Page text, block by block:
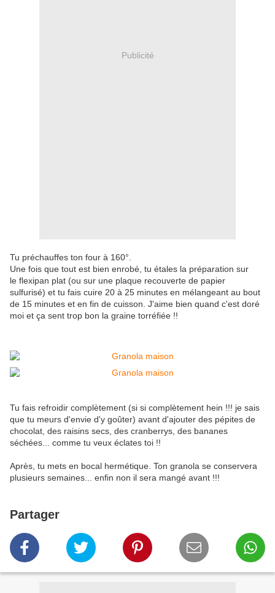
Publicité
Tu préchauffes ton four à 160°.
Une fois que tout est bien enrobé, tu étales la préparation sur
le flexipan plat (ou sur une plaque recouverte de papier
sulfurisé) et tu fais cuire 20 à 25 minutes en mélangeant au bout
de 15 minutes et en fin de cuisson. J'aime bien quand c'est doré
moi et ça sent trop bon la graine torréfiée !!
Tu fais refroidir complètement (si si complètement hein !!! je sais
que tu meurs d'envie d'y goûter) avant d'ajouter des pépites de
chocolat, des raisins secs, des cranberrys, des bananes
séchées... comme tu veux éclates toi !!
Après, tu mets en bocal hermétique. Ton granola se conservera
plusieurs semaines... enfin non il sera mangé avant !!!
Partager